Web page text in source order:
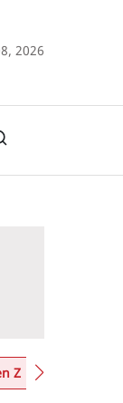
2026
Z